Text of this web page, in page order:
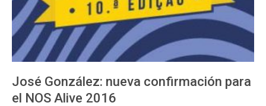
José González: nueva confirmación para
el NOS Alive 2016